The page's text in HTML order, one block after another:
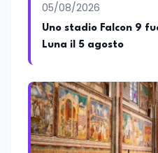
05/08/2026
Uno stadio Falcon 9
Luna il 5 agosto